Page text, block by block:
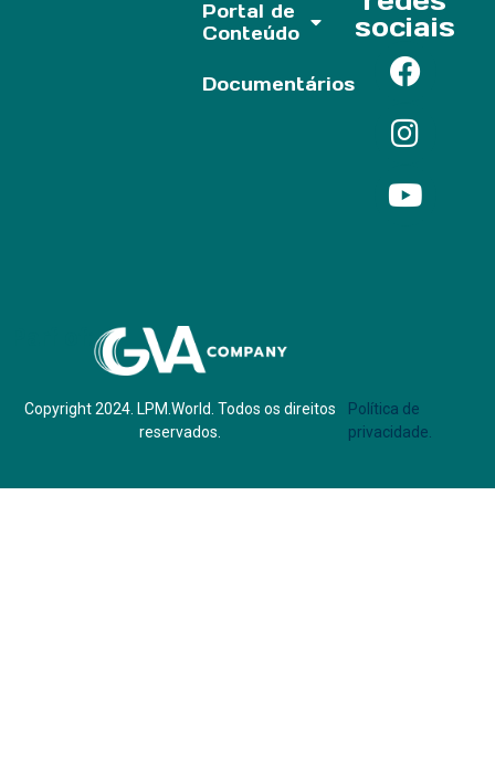
Portal de
Conteúdo
Documentários
sociais
Copyright 2024. LPM.World. Todos os direitos
reservados.
Política de
privacidade.